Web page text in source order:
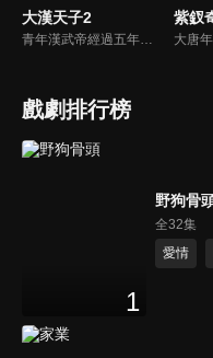
大漢天子2
青年漢武帝經過五年執政，平息後宮勢力、抗拒外患入侵、粉碎政變陰謀，坐穩了皇帝寶座，正是開展雄才大略之時。能臣汲黯受到賞識，並引薦另一位奇才主父偃，漢武帝視其張固再世，委以重任。國力強盛使漢武帝屢屢北伐外族，只是規模巨大的戰爭使漢室逐漸捉襟見肘，諸侯勢力蠢蠢欲動。
紫釵
戲劇排行榜
1
野狗骨
全32集
愛情